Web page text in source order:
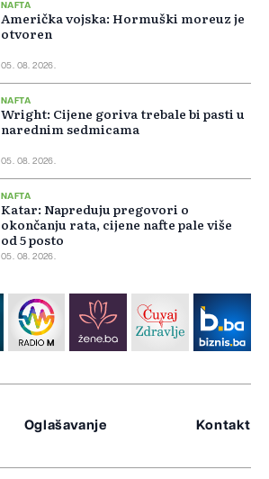
NAFTA
Američka vojska: Hormuški moreuz je
otvoren
05. 08. 2026.
NAFTA
Wright: Cijene goriva trebale bi pasti u
narednim sedmicama
05. 08. 2026.
NAFTA
Katar: Napreduju pregovori o
okončanju rata, cijene nafte pale više
od 5 posto
05. 08. 2026.
Oglašavanje Kontakt